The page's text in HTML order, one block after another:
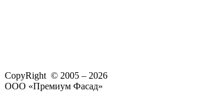
CopyRight © 2005 – 2026
ООО «Премиум Фасад»